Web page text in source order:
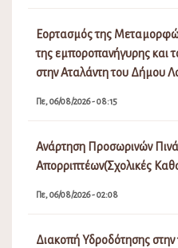
Εορτασμός της
της εμποροπανήγυρης και
στην Αταλάντη του Δήμου
Πε, 06/08/2026 - 08:15
Ανάρτηση Προσωρινών
Απορριπτέων(Σχολικές
Πε, 06/08/2026 - 02:08
Διακοπή Υδροδότησης